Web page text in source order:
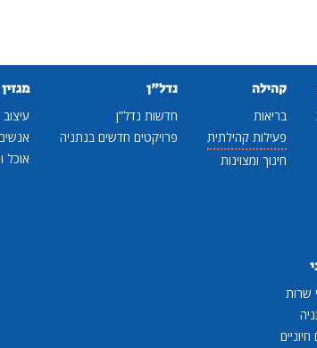
קהילה
בריאות
פעילות קהילתית
חינוך ומצוינות
נדל"ן
חדשות נדל"ן
פרויקטים חדשים בנתניה
מגזין
עיצוב
אוכל
שרות